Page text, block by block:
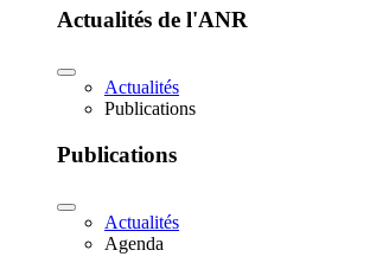
Actualités de l'ANR
Actualités
Publications
Publications
Actualités
Agenda